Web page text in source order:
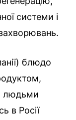
системи і
блюдо
людьми
в Росії